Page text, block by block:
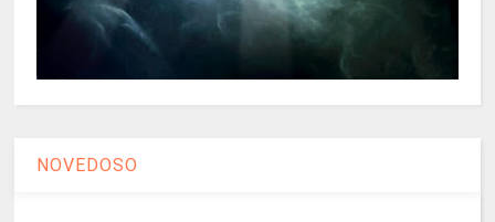
NOVEDOSO